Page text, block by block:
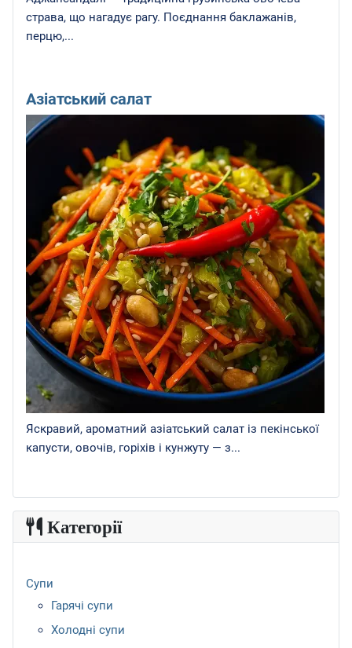
страва, що нагадує рагу. Поєднання баклажанів,
перцю,...
Азіатський салат
Яскравий, ароматний азіатський салат із пекінської
капусти, овочів, горіхів і кунжуту — з...
Категорії
Супи
Гарячі супи
Холодні супи